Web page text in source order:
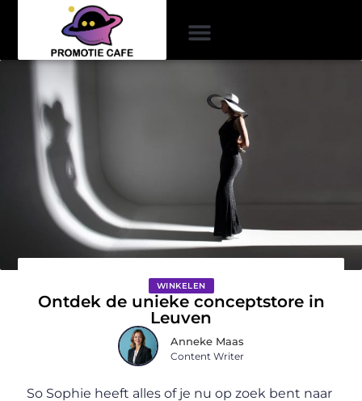
WINKELEN
Ontdek de unieke conceptstore in
Leuven
Anneke Maas
Content Writer
So Sophie heeft alles of je nu op zoek bent naar